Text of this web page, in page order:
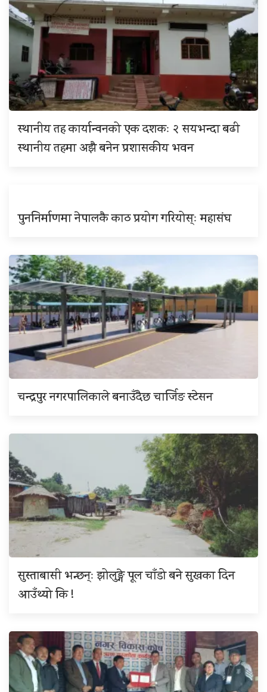
स्थानीय तह कार्यान्वनको एक दशकः २ सयभन्दा बढी
स्थानीय तहमा अझै बनेन प्रशासकीय भवन
पुननिर्माणमा नेपालकै काठ प्रयोग गरियोस्ः महासंघ
चन्द्रपुर नगरपालिकाले बनाउँदैछ चार्जिङ स्टेसन
सुस्ताबासी भन्छन्ः झोलुङ्गे पूल चाँडो बने सुखका दिन
आउँथ्यो कि !